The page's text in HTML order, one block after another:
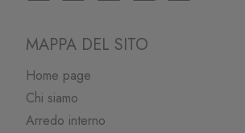
MAPPA DEL SITO
Home page
Chi siamo
Arredo interno